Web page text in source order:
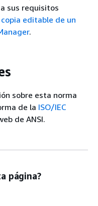
sus requisitos
editable de un
.
sobre esta norma
de la ISO/IEC
de ANSI.
página?